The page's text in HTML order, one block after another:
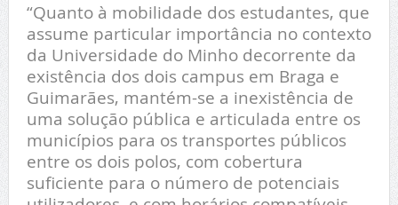
“Quanto à mobilidade dos estudantes, que
assume particular importância no contexto
da Universidade do Minho decorrente da
existência dos dois campus em Braga e
Guimarães, mantém-se a inexistência de
uma solução pública e articulada entre os
municípios para os transportes públicos
entre os dois polos, com cobertura
suficiente para o número de potenciais